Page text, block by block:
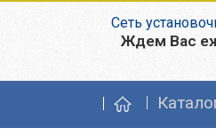
Сеть
Ждем Вас